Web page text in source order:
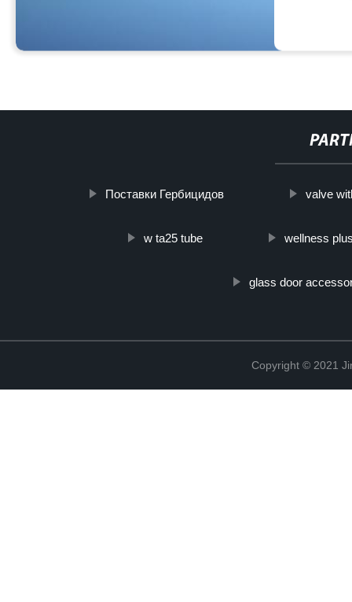
Поставки Гербицидов valve
w ta25 tube wellness
glass door
Copyright © 2021